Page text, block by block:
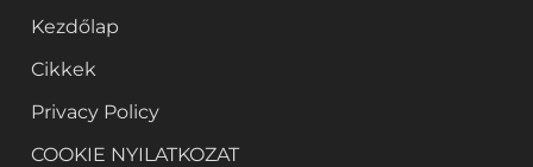
Kezdőlap
Cikkek
Privacy Policy
COOKIE NYILATKOZAT